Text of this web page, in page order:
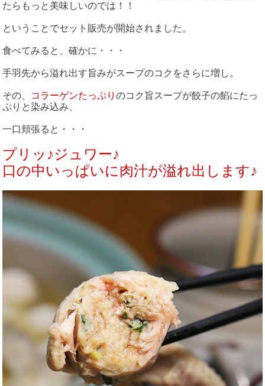
たらもっと美味しいのでは！！
ということでセット販売が開始されました。
食べてみると、確かに・・・
手羽先から溢れ出す旨みがスープのコクをさらに増し。
その、 コラーゲンたっぷり のコク旨スープが餃子の餡にたっ
ぷりと染み込み、
一口頬張ると・・・
プリッ♪ジュワー♪
口の中いっぱいに肉汁が溢れ出します♪